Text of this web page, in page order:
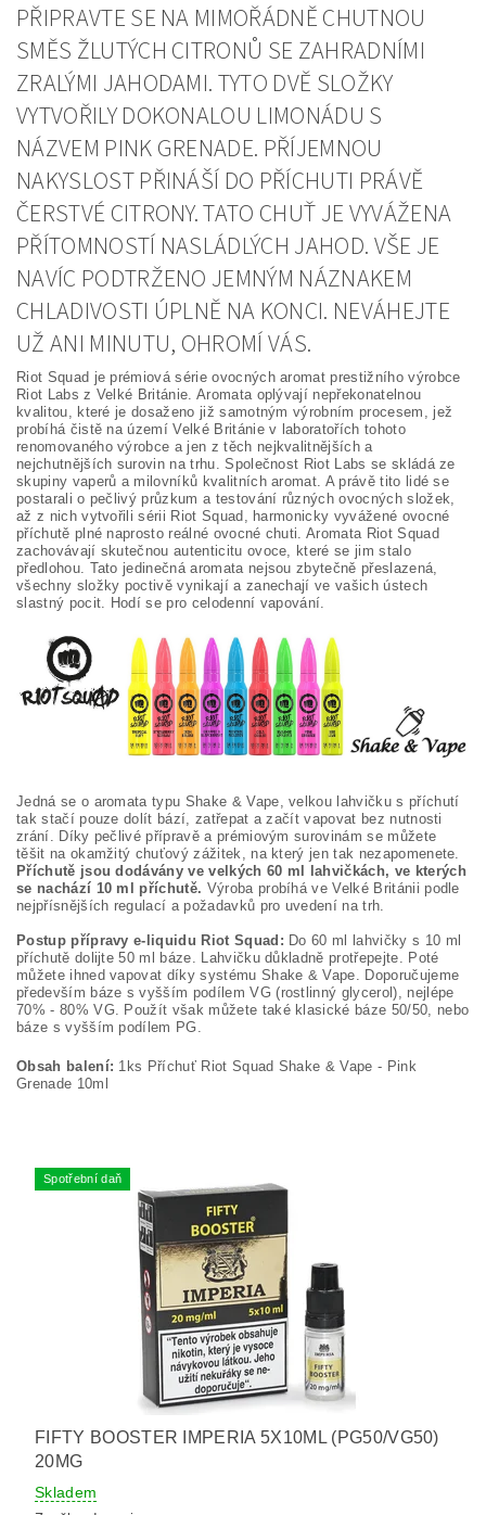
PŘIPRAVTE SE NA MIMOŘÁDNĚ CHUTNOU
SMĚS ŽLUTÝCH CITRONŮ SE ZAHRADNÍMI
ZRALÝMI JAHODAMI. TYTO DVĚ SLOŽKY
VYTVOŘILY DOKONALOU LIMONÁDU S
NÁZVEM PINK GRENADE. PŘÍJEMNOU
NAKYSLOST PŘINÁŠÍ DO PŘÍCHUTI PRÁVĚ
ČERSTVÉ CITRONY. TATO CHUŤ JE VYVÁŽENA
PŘÍTOMNOSTÍ NASLÁDLÝCH JAHOD. VŠE JE
NAVÍC PODTRŽENO JEMNÝM NÁZNAKEM
CHLADIVOSTI ÚPLNĚ NA KONCI. NEVÁHEJTE
UŽ ANI MINUTU, OHROMÍ VÁS.
Riot Squad je prémiová série ovocných aromat prestižního výrobce
Riot Labs z Velké Británie. Aromata oplývají nepřekonatelnou
kvalitou, které je dosaženo již samotným výrobním procesem, jež
probíhá čistě na území Velké Británie v laboratořích tohoto
renomovaného výrobce a jen z těch nejkvalitnějších a
nejchutnějších surovin na trhu. Společnost Riot Labs se skládá ze
skupiny vaperů a milovníků kvalitních aromat. A právě tito lidé se
postarali o pečlivý průzkum a testování různých ovocných složek,
až z nich vytvořili sérii Riot Squad, harmonicky vyvážené ovocné
příchutě plné naprosto reálné ovocné chuti. Aromata Riot Squad
zachovávají skutečnou autenticitu ovoce, které se jim stalo
předlohou. Tato jedinečná aromata nejsou zbytečně přeslazená,
všechny složky poctivě vynikají a zanechají ve vašich ústech
slastný pocit. Hodí se pro celodenní vapování.
Jedná se o aromata typu Shake & Vape, velkou lahvičku s příchutí
tak stačí pouze dolít bází, zatřepat a začít vapovat bez nutnosti
zrání. Díky pečlivé přípravě a prémiovým surovinám se můžete
těšit na okamžitý chuťový zážitek, na který jen tak nezapomenete.
Příchutě jsou dodávány ve velkých 60 ml lahvičkách, ve kterých
se nachází 10 ml příchutě. Výroba probíhá ve Velké Británii podle
nejpřísnějších regulací a požadavků pro uvedení na trh.
Postup přípravy e-liquidu Riot Squad: Do 60 ml lahvičky s 10 ml
příchutě dolijte 50 ml báze. Lahvičku důkladně protřepejte. Poté
můžete ihned vapovat díky systému Shake & Vape. Doporučujeme
především báze s vyšším podílem VG (rostlinný glycerol), nejlépe
70% - 80% VG. Použít však můžete také klasické báze 50/50, nebo
báze s vyšším podílem PG.
Obsah balení: 1ks Příchuť Riot Squad Shake & Vape - Pink
Grenade 10ml
Spotřební daň
FIFTY BOOSTER IMPERIA 5X10ML (PG50/VG50)
20MG
Skladem